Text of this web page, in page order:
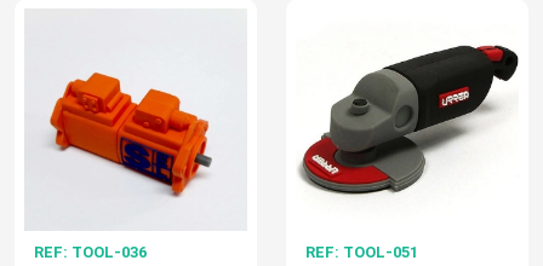
REF: TOOL-036 REF: TOOL-051